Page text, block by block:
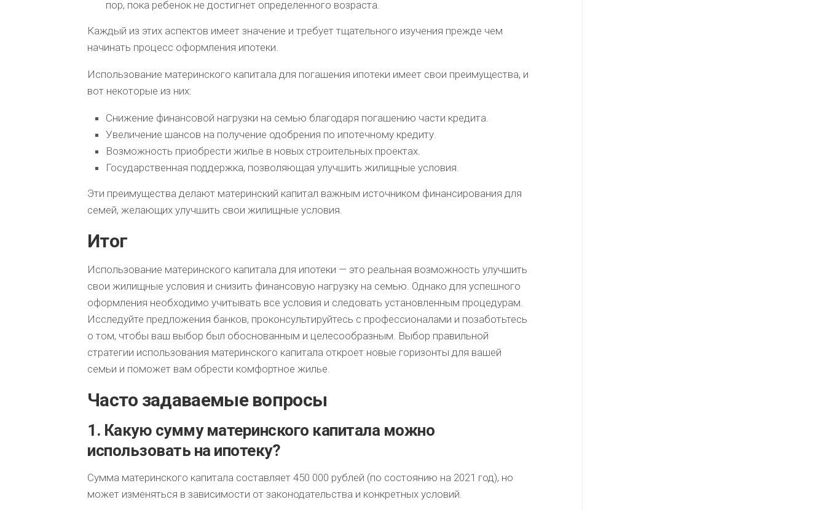
пор, пока ребенок не достигнет определенного возраста.
Каждый из этих аспектов имеет значение и требует тщательного изучения прежде чем
начинать процесс оформления ипотеки.
Использование материнского капитала для погашения ипотеки имеет свои преимущества, и
вот некоторые из них:
Снижение финансовой нагрузки на семью благодаря погашению части кредита.
Увеличение шансов на получение одобрения по ипотечному кредиту.
Возможность приобрести жилье в новых строительных проектах.
Государственная поддержка, позволяющая улучшить жилищные условия.
Эти преимущества делают материнский капитал важным источником финансирования для
семей, желающих улучшить свои жилищные условия.
Итог
Использование материнского капитала для ипотеки — это реальная возможность улучшить
свои жилищные условия и снизить финансовую нагрузку на семью. Однако для успешного
оформления необходимо учитывать все условия и следовать установленным процедурам.
Исследуйте предложения банков, проконсультируйтесь с профессионалами и позаботьтесь
о том, чтобы ваш выбор был обоснованным и целесообразным. Выбор правильной
стратегии использования материнского капитала откроет новые горизонты для вашей
семьи и поможет вам обрести комфортное жилье.
Часто задаваемые вопросы
1. Какую сумму материнского капитала можно
использовать на ипотеку?
Сумма материнского капитала составляет 450 000 рублей (по состоянию на 2021 год), но
может изменяться в зависимости от законодательства и конкретных условий.